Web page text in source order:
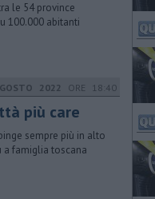
le 54 province
100.000 abitanti
2022 ORE 18:40
più care
sempre più in alto
a famiglia toscana